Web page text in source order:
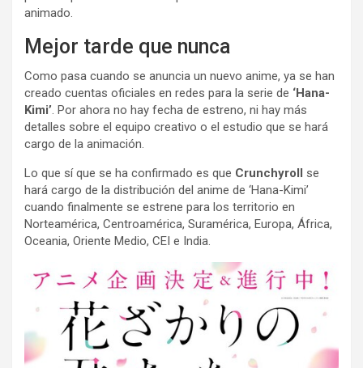
animado.
Mejor tarde que nunca
Como pasa cuando se anuncia un nuevo anime, ya se han
creado cuentas oficiales en redes para la serie de ‘Hana-
Kimi’. Por ahora no hay fecha de estreno, ni hay más
detalles sobre el equipo creativo o el estudio que se hará
cargo de la animación.
Lo que sí que se ha confirmado es que Crunchyroll se
hará cargo de la distribución del anime de ‘Hana-Kimi’
cuando finalmente se estrene para los territorio en
Norteamérica, Centroamérica, Suramérica, Europa, África,
Oceania, Oriente Medio, CEI e India.